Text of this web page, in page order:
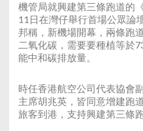
機管局就興建第三條跑道的
11日在灣仔舉行首場公眾論
邦稱，新機場開幕，兩條跑
二氧化碳，需要要種植等於
能中和碳排放量。
時任香港航空公司代表協會
主席胡兆英，皆同意增建跑
旅客到港，支持興建第三條跑